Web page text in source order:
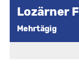
Lozärner
Mehrtägig